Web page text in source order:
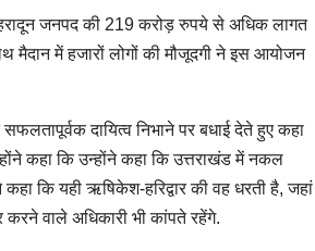
जनपद की 219 करोड़ रुपये से अधिक लागत
मैदान में हजारों लोगों की मौजूदगी ने इस आयोजन
दायित्व निभाने पर बधाई देते हुए कहा
कहा कि उन्होंने कहा कि उत्तराखंड में नकल
कि यही ऋषिकेश-हरिद्वार की वह धरती है, जहां
वाले अधिकारी भी कांपते रहेंगे.